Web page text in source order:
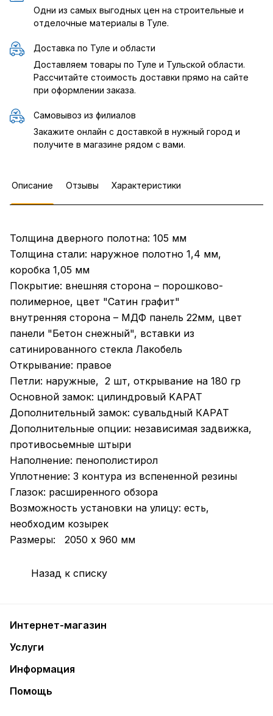
Одни из самых выгодных цен на строительные и
отделочные материалы в Туле.
Доставка по Туле и области
Доставляем товары по Туле и Тульской области.
Рассчитайте стоимость доставки прямо на сайте
при оформлении заказа.
Самовывоз из филиалов
Закажите онлайн с доставкой в нужный город и
получите в магазине рядом с вами.
Описание Отзывы Характеристики
Толщина дверного полотна: 105 мм
Толщина стали: наружное полотно 1,4 мм,
коробка 1,05 мм
Покрытие: внешняя сторона – порошково-
полимерное, цвет "Сатин графит"
внутренняя сторона – МДФ панель 22мм, цвет
панели "Бетон снежный", вставки из
сатинированного стекла Лакобель
Открывание: правое
Петли: наружные, 2 шт, открывание на 180 гр
Основной замок: цилиндровый KAPAT
Дополнительный замок: сувальдный КАРАТ
Дополнительные опции: независимая задвижка,
противосьемные штыри
Наполнение: пенополистирол
Уплотнение: 3 контура из вспененной резины
Глазок: расширенного обзора
Возможность установки на улицу: есть,
необходим козырек
Размеры: 2050 х 960 мм
Назад к списку
Интернет-магазин
Услуги
Информация
Помощь